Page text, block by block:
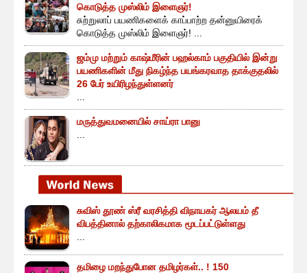
கொடுத்த முஸ்லிம் இளைஞர்!
சுற்றுலாப் பயணிகளைக் காப்பாற்ற தன்னுயிரைக்
கொடுத்த முஸ்லிம் இளைஞர்! ...
ஜம்மு மற்றும் காஷ்மீரின் பஹல்காம் பகுதியில் இன்று
பயணிகளின் மீது நிகழ்ந்த பயங்கரவாத தாக்குதலில்
26 பேர் உயிரிழந்துள்ளனர்
மருத்துவமனையில் சாய்ரா பானு
சுவிஸ் தூண் ஸ்ரீ வரசித்தி விநாயகர் ஆலயம் தீ
விபத்தினால் தற்காலிகமாக மூடப்பட்டுள்ளது
தமிழை மறந்துபோன தமிழர்கள்.. ! 150